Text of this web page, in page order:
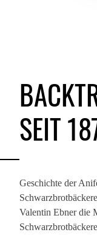
SEIT
Geschichte der
Valentin Ebner die